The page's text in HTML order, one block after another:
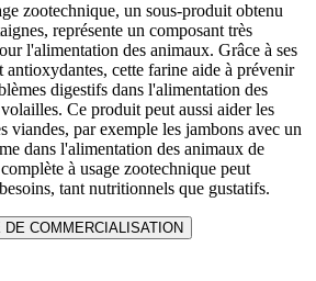
zootechnique, un sous-produit obtenu
représente un composant très
l'alimentation des animaux. Grâce à ses
antioxydantes, cette farine aide à prévenir
digestifs dans l'alimentation des
Ce produit peut aussi aider les
viandes, par exemple les jambons avec un
dans l'alimentation des animaux de
à usage zootechnique peut
tant nutritionnels que gustatifs.
DE COMMERCIALISATION